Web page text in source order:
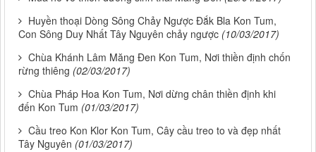
Huyền thoại Dòng Sông Chảy Ngược Đắk Bla Kon Tum,
Con Sông Duy Nhất Tây Nguyên chảy ngược (10/03/2017)
Chùa Khánh Lâm Măng Đen Kon Tum, Nơi thiền định chốn
rừng thiêng (02/03/2017)
Chùa Pháp Hoa Kon Tum, Nơi dừng chân thiền định khi
đến Kon Tum (01/03/2017)
Cầu treo Kon Klor Kon Tum, Cây cầu treo to và đẹp nhất
Tây Nguyên (01/03/2017)